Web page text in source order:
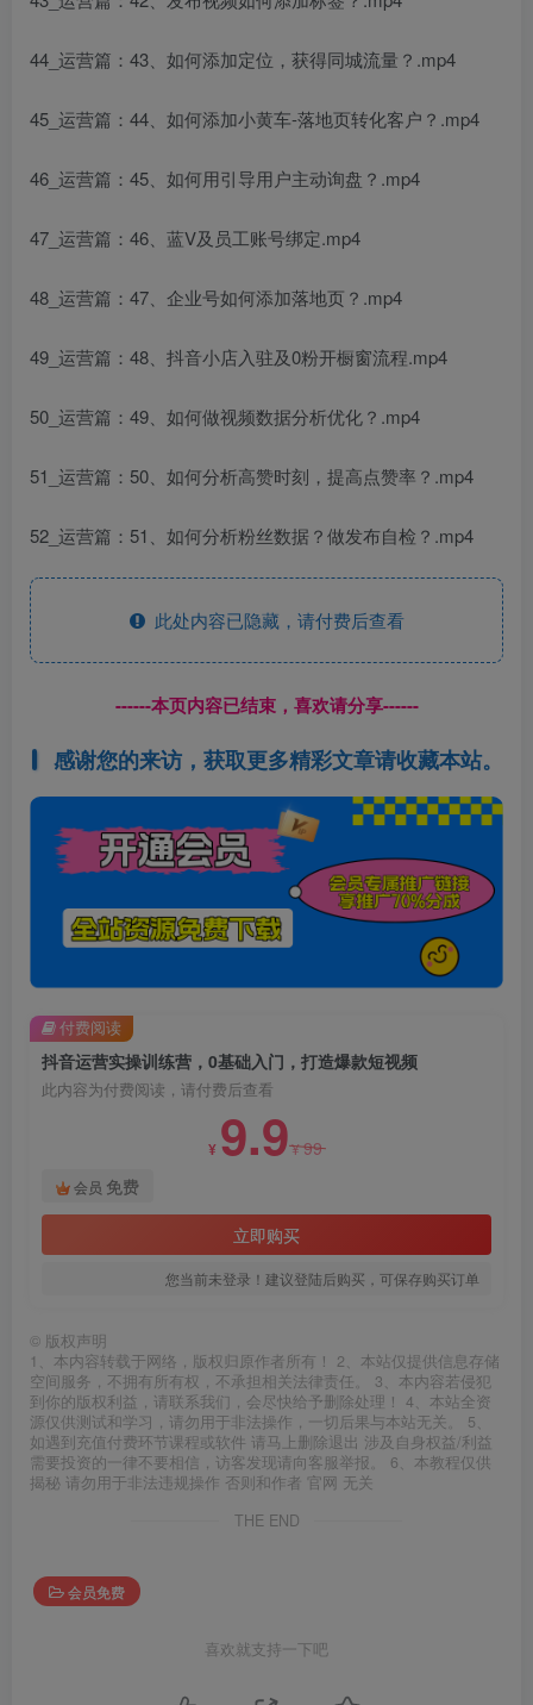
44_运营篇：43、如何添加定位，获得同城流量？.mp4
45_运营篇：44、如何添加小黄车-落地页转化客户？.mp4
46_运营篇：45、如何用引导用户主动询盘？.mp4
47_运营篇：46、蓝V及员工账号绑定.mp4
48_运营篇：47、企业号如何添加落地页？.mp4
49_运营篇：48、抖音小店入驻及0粉开橱窗流程.mp4
50_运营篇：49、如何做视频数据分析优化？.mp4
51_运营篇：50、如何分析高赞时刻，提高点赞率？.mp4
52_运营篇：51、如何分析粉丝数据？做发布自检？.mp4
此处内容已隐藏，请付费后查看
------本页内容已结束，喜欢请分享------
感谢您的来访，获取更多精彩文章请收藏本站。
抖音运营实操训练营，0基础入门，打造爆款短视频
此内容为付费阅读，请付费后查看
¥ 9.9¥99
会员 免费
立即购买
您当前未登录！建议登陆后购买，可保存购买订单
付费阅读
© 版权声明
1、本内容转载于网络，版权归原作者所有！ 2、本站仅提供信息存储
空间服务，不拥有所有权，不承担相关法律责任。 3、本内容若侵犯
到你的版权利益，请联系我们，会尽快给予删除处理！ 4、本站全资
源仅供测试和学习，请勿用于非法操作，一切后果与本站无关。 5、
如遇到充值付费环节课程或软件 请马上删除退出 涉及自身权益/利益
需要投资的一律不要相信，访客发现请向客服举报。 6、本教程仅供
揭秘 请勿用于非法违规操作 否则和作者 官网 无关
THE END
会员免费
喜欢就支持一下吧